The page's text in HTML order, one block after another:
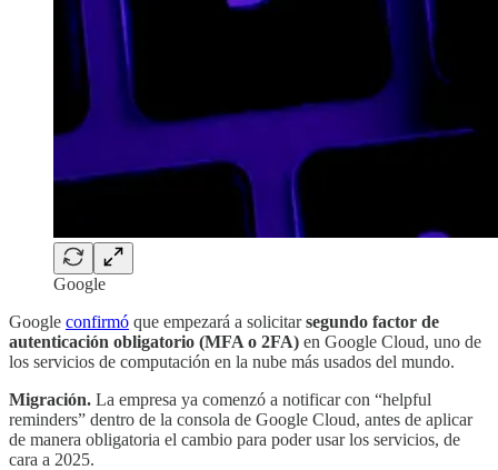
Google
Google confirmó que empezará a solicitarsegundo factor de
autenticación obligatorio (MFA o 2FA) en Google Cloud, uno de
los servicios de computación en la nube más usados del mundo.
Migración. La empresa ya comenzó a notificar con “helpful
reminders” dentro de la consola de Google Cloud, antes de aplicar
de manera obligatoria el cambio para poder usar los servicios, de
cara a 2025.